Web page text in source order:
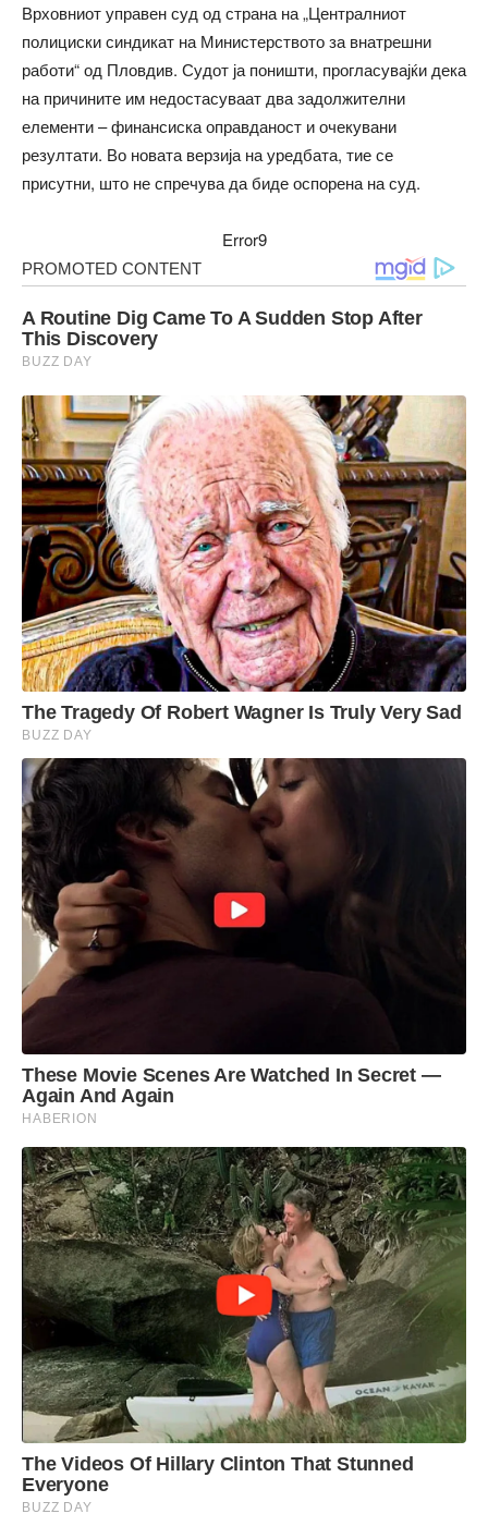
Врховниот управен суд од страна на „Централниот
полициски синдикат на Министерството за внатрешни
работи“ од Пловдив. Судот ја поништи, прогласувајќи дека
на причините им недостасуваат два задолжителни
елементи – финансиска оправданост и очекувани
резултати. Во новата верзија на уредбата, тие се
присутни, што не спречува да биде оспорена на суд.
Error9